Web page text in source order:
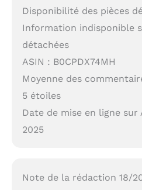
Disponibilité des pièces
Information indisponible
détachées
ASIN : B0CPDX74MH
Moyenne des
5 étoiles
Date de mise en ligne sur
2025
Note de la rédaction 18/